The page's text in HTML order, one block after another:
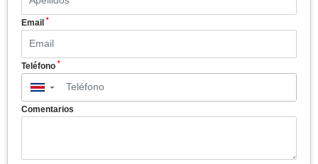
Email *
Teléfono *
▼
Comentarios